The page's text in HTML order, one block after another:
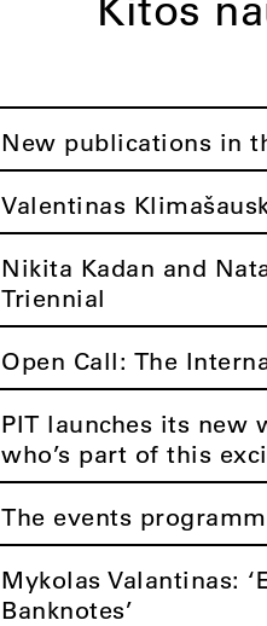
New publications in
Valentinas
Nikita Kadan and
Triennial
Open Call: The
PIT launches its
who’s part of this
The events
Mykolas Valantinas:
Banknotes’